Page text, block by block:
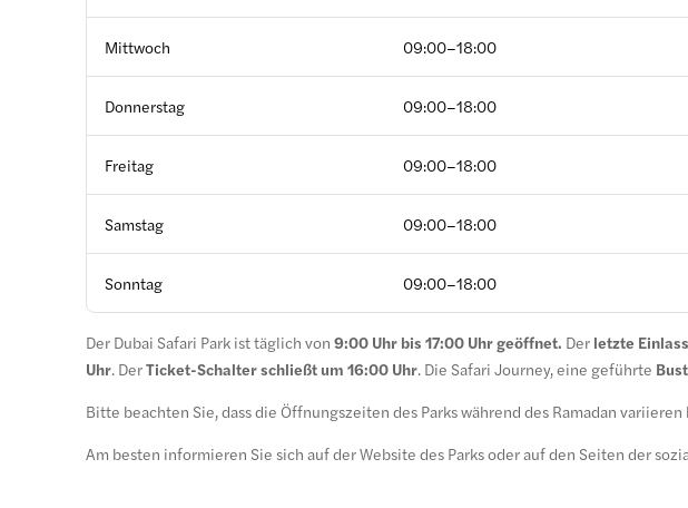
Mittwoch 09:00–18:00
Donnerstag 09:00–18:00
Freitag 09:00–18:00
Samstag 09:00–18:00
Sonntag 09:00–18:00
Der Dubai Safari Park ist täglich von 9:00 Uhr bis 17:00 Uhr geöffnet. Der letzte Einlass
Uhr. DerTicket-Schalter schließt um 16:00 Uhr. Die Safari Journey, eine geführte
Bitte beachten Sie, dass die Öffnungszeiten des Parks während des Ramadan variieren
Am besten informieren Sie sich auf der Website des Parks oder auf den Seiten der